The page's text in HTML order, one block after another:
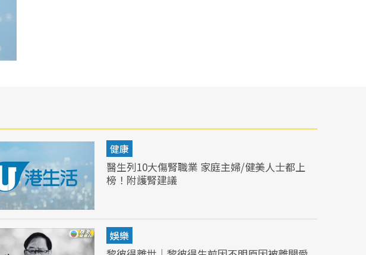
健康
醫生列10大傷腎職業 家庭主婦/健美人士都上
榜！附護腎建議
娛樂